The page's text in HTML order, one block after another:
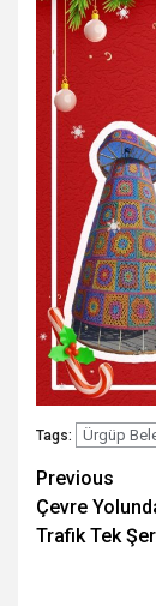
Tags: Ürgüp
Post
Previous
Çevre
Trafik Tek